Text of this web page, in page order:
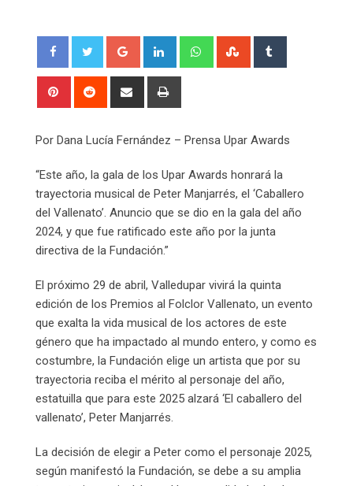
Google+ LinkedIn WhatsappStumbleUpon
Pinterest Reddit
Share
Por Dana Lucía Fernández – Prensa Upar Awards
“Este año, la gala de los Upar Awards honrará la
trayectoria musical de Peter Manjarrés, el ‘Caballero
del Vallenato’. Anuncio que se dio en la gala del año
2024, y que fue ratificado este año por la junta
directiva de la Fundación.”
El próximo 29 de abril, Valledupar vivirá la quinta
edición de los Premios al Folclor Vallenato, un evento
que exalta la vida musical de los actores de este
género que ha impactado al mundo entero, y como es
costumbre, la Fundación elige un artista que por su
trayectoria reciba el mérito al personaje del año,
estatuilla que para este 2025 alzará ‘El caballero del
vallenato’, Peter Manjarrés.
La decisión de elegir a Peter como el personaje 2025,
según manifestó la Fundación, se debe a su amplia